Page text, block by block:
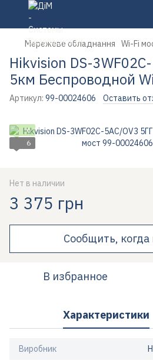
Мережеве обладнання Wi-Fi
Hikvision DS-
5км Беспроводной
Артикул: 99-00024606 Оставить
6
6
Нет в наличии
3 375 грн
Сообщить, когда
В избранное
Характеристики
Виробник